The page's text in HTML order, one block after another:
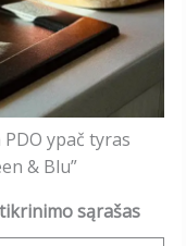
ypač tyras
& Blu”
sąrašas